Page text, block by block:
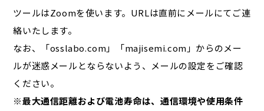
ツールはZoomを使います。URLは直前にメールにてご連
絡いたします。
なお、「osslabo.com」「majisemi.com」からのメー
ルが迷惑メールとならないよう、メールの設定をご確認
ください。
※最大通信距離および電池寿命は、通信環境や使用条件